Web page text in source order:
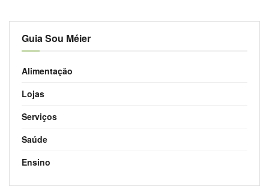
Guia Sou Méier
Alimentação
Lojas
Serviços
Saúde
Ensino